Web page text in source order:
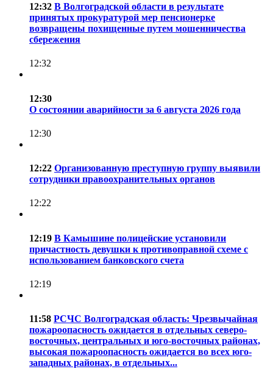
12:32 В Волгоградской области в результате
принятых прокуратурой мер пенсионерке
возвращены похищенные путем мошенничества
сбережения
12:32
12:30
О состоянии аварийности за 6 августа 2026 года
12:30
12:22 Организованную преступную группу выявили
сотрудники правоохранительных органов
12:22
12:19 В Камышине полицейские установили
причастность девушки к противоправной схеме с
использованием банковского счета
12:19
11:58 РСЧС Волгоградская область: Чрезвычайная
пожароопасность ожидается в отдельных северо-
восточных, центральных и юго-восточных районах,
высокая пожароопасность ожидается во всех юго-
западных районах, в отдельных...